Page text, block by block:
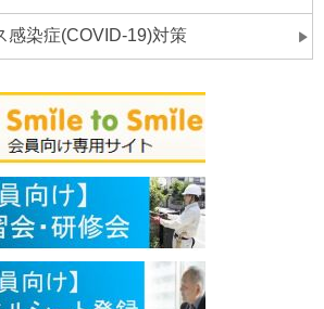
感染症(COVID-19)対策